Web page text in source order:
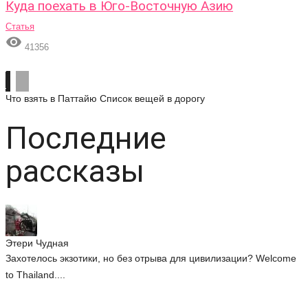
Куда поехать в Юго-Восточную Азию
Статья
 41356
Что взять в Паттайю Список вещей в дорогу
Последние
рассказы
Этери Чудная
Захотелось экзотики, но без отрыва для цивилизации? Welcome
to Thailand....